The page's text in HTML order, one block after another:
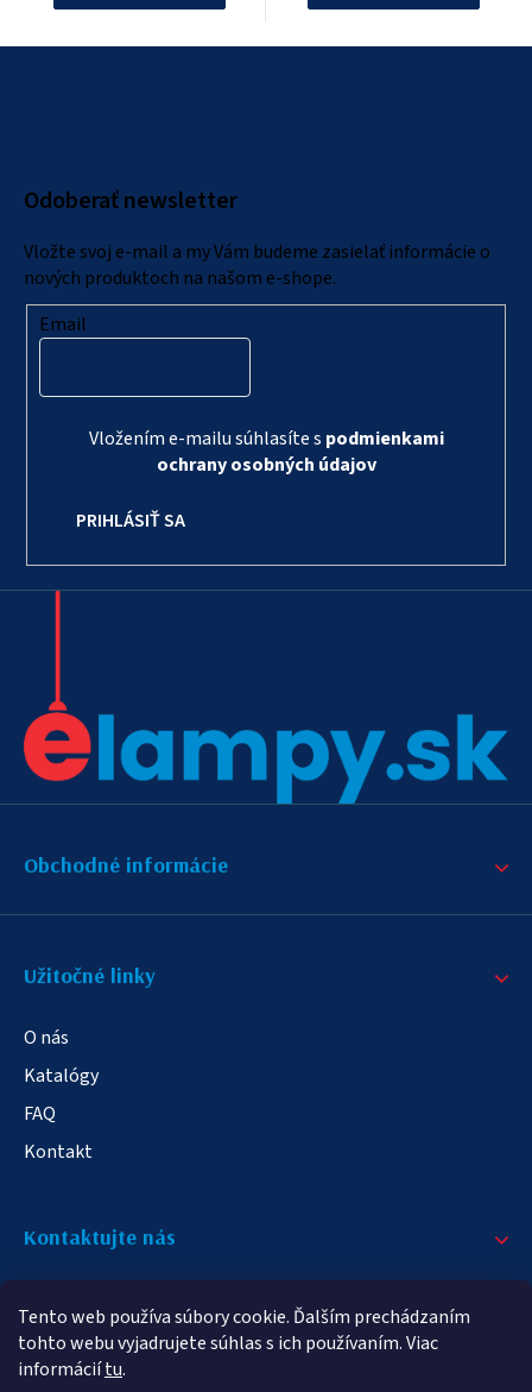
Tento web používa súbory cookie. Ďalším prechádzaním
tohto webu vyjadrujete súhlas s ich používaním. Viac
informáciítu.
Odoberať newsletter
Vložte svoj e-mail a my Vám budeme zasielať informácie o
nových produktoch na našom e-shope.
Email
Vložením e-mailu súhlasíte s podmienkami
ochrany osobných údajov
PRIHLÁSIŤ SA
Obchodné informácie
Užitočné linky
O nás
Katalógy
FAQ
Kontakt
Kontaktujte nás
info@elampa.sk